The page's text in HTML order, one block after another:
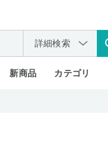
詳細検索
新商品 カテゴリ